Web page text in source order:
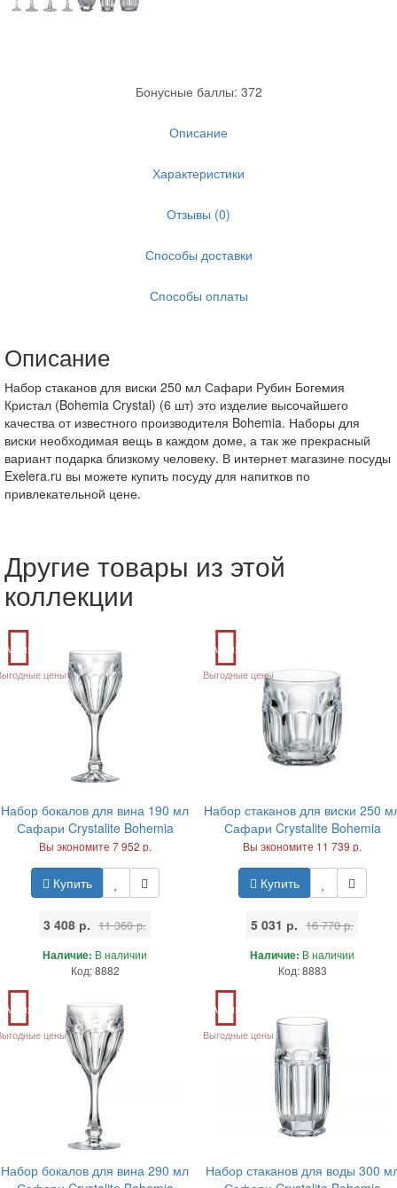
Бонусные баллы: 372
Описание
Характеристики
Отзывы (0)
Способы доставки
Способы оплаты
Описание
Набор стаканов для виски 250 мл Сафари Рубин Богемия
Кристал (Bohemia Crystal) (6 шт) это изделие высочайшего
качества от известного производителя Bohemia. Наборы для
виски необходимая вещь в каждом доме, а так же прекрасный
вариант подарка близкому человеку. В интернет магазине посуды
Exelera.ru вы можете купить посуду для напитков по
привлекательной цене.
Другие товары из этой
коллекции
Акция
цены
Набор бокалов для вина 190 мл
Сафари Crystalite Bohemia
Вы экономите 7 952 р.
Купить
3 408 р. 11 360 р.
Наличие: В наличии
Код: 8882
Акция
Выгодные цены
Набор стаканов для виски 250
Сафари Crystalite Bohemia
Вы экономите 11 739 р.
Купить
5 031 р. 16 770 р.
Наличие: В наличии
Код: 8883
Акция
цены
Набор бокалов для вина 290 мл
Акция
Выгодные цены
Набор стаканов для воды 300